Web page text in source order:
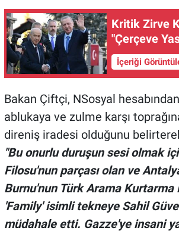
Kritik Zirve
"Çerçeve
İçeriği
Bakan Çiftçi, NSosyal
ablukaya ve zulme karşı
direniş iradesi olduğunu
"Bu onurlu duruşun sesi olmak
Filosu'nun parçası olan ve
Burnu'nun Türk Arama
'Family' isimli tekneye Sahil
müdahale etti. Gazze'ye insani